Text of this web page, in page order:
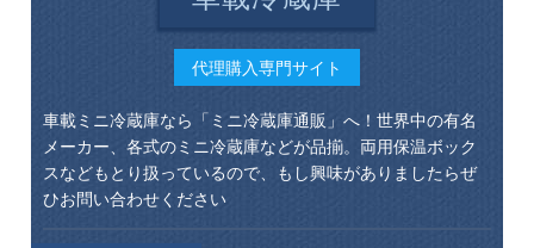
代理購入専門サイト
車載ミニ冷蔵庫なら「ミニ冷蔵庫通販」へ！世界中の有名
メーカー、各式のミニ冷蔵庫などが品揃。両用保温ボック
スなどもとり扱っているので、もし興味がありましたらぜ
ひお問い合わせください